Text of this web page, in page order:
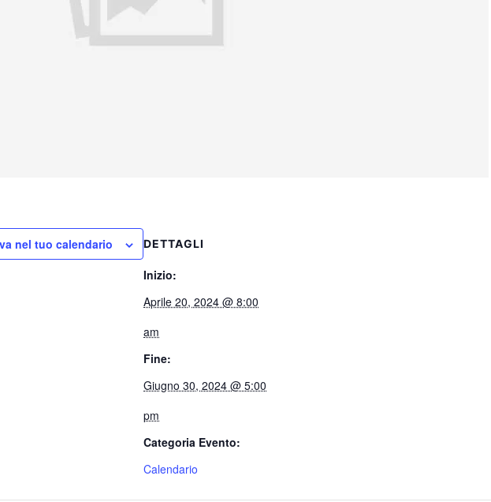
nel tuo calendario DETTAGLI
Inizio:
Aprile 20, 2024 @ 8:00
am
Fine:
Giugno 30, 2024 @ 5:00
pm
Categoria Evento:
Calendario